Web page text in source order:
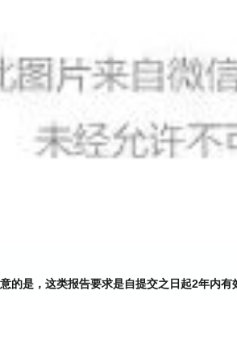
的是，这类报告要求是自提交之日起2年内有